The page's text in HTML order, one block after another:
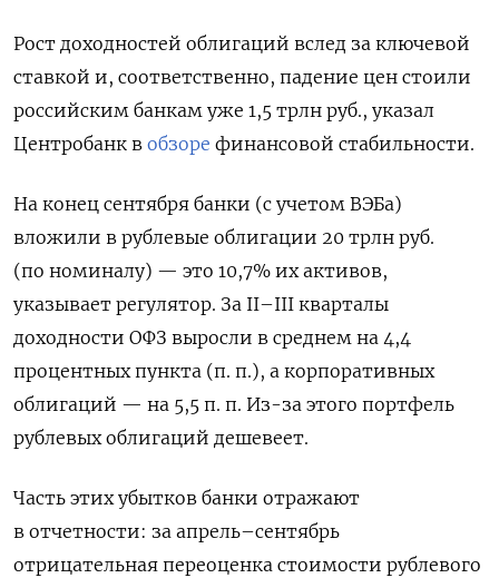
Рост доходностей облигаций вслед за ключевой
ставкой и, соответственно, падение цен стоили
российским банкам уже 1,5 трлн руб., указал
Центробанк в обзоре финансовой стабильности.
На конец сентября банки (с учетом ВЭБа)
вложили в рублевые облигации 20 трлн руб.
(по номиналу) — это 10,7% их активов,
указывает регулятор. За II–III кварталы
доходности ОФЗ выросли в среднем на 4,4
процентных пункта (п. п.), а корпоративных
облигаций — на 5,5 п. п. Из-за этого портфель
рублевых облигаций дешевеет.
Часть этих убытков банки отражают
в отчетности: за апрель–сентябрь
отрицательная переоценка стоимости рублевого